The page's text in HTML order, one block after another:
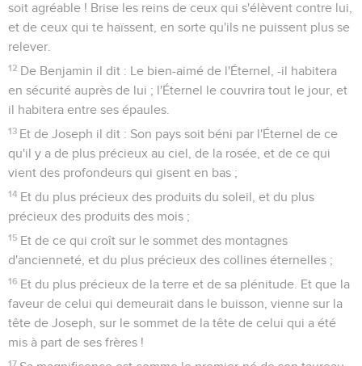
soit agréable ! Brise les reins de ceux qui s'élèvent contre lui,
et de ceux qui te haïssent, en sorte qu'ils ne puissent plus se
relever.
12 De Benjamin il dit : Le bien-aimé de l'Éternel, -il habitera
en sécurité auprès de lui ; l'Éternel le couvrira tout le jour, et
il habitera entre ses épaules.
13 Et de Joseph il dit : Son pays soit béni par l'Éternel de ce
qu'il y a de plus précieux au ciel, de la rosée, et de ce qui
vient des profondeurs qui gisent en bas ;
14 Et du plus précieux des produits du soleil, et du plus
précieux des produits des mois ;
15 Et de ce qui croît sur le sommet des montagnes
d'ancienneté, et du plus précieux des collines éternelles ;
16 Et du plus précieux de la terre et de sa plénitude. Et que la
faveur de celui qui demeurait dans le buisson, vienne sur la
tête de Joseph, sur le sommet de la tête de celui qui a été
mis à part de ses frères !
17